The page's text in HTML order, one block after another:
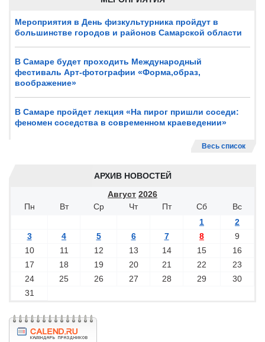
Мероприятия в День физкультурника пройдут в
большинстве городов и районов Самарской области
В Самаре будет проходить Международный
фестиваль Арт-фотографии «Форма,образ,
воображение»
В Самаре пройдет лекция «На пирог пришли соседи:
феномен соседства в современном краеведении»
Весь список
АРХИВ НОВОСТЕЙ
Август 2026
Пн
Вт Ср Чт Пт Сб
Вс
1
2
3
4 5 6 7 8
9
10
11 12 13 14 15
16
17
18 19 20 21 22
23
24
25 26 27 28 29
30
31